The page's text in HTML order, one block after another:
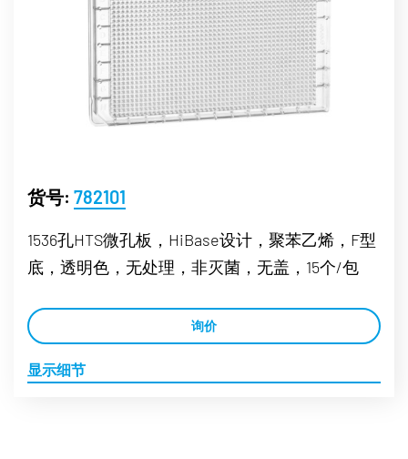
货号: 782101
1536孔HTS微孔板，HiBase设计，聚苯乙烯，F型
底，透明色，无处理，非灭菌，无盖，15个/包
询价
显示细节